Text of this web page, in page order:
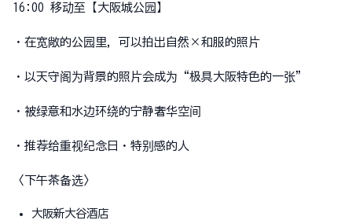
16:00 移动至【大阪城公园】
・在宽敞的公园里，可以拍出自然×和服的照片
・以天守阁为背景的照片会成为“极具大阪特色的一张”
・被绿意和水边环绕的宁静奢华空间
・推荐给重视纪念日・特别感的人
〈下午茶备选〉
大阪新大谷酒店